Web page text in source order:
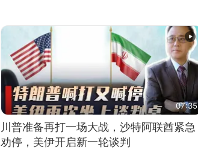
07:35
川普准备再打一场大战，沙特阿联酋紧急
劝停，美伊开启新一轮谈判